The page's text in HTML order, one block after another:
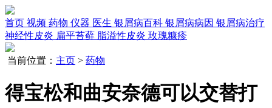
首页 视频 药物 仪器 医生 银屑病百科 银屑病病因 银屑病治疗
神经性皮炎 扁平苔藓 脂溢性皮炎 玫瑰糠疹
当前位置： 主页 > 药物
得宝松和曲安奈德可以交替打